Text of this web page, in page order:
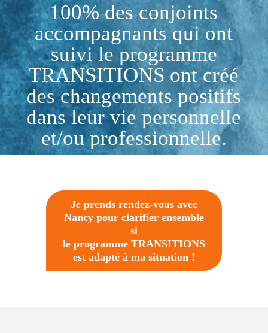
100% des conjoints
accompagnants qui ont
suivi le programme
TRANSITIONS ont créé
des changements positifs
dans leur vie personnelle
et/ou professionnelle.
Je prends rendez-vous avec
Nancy pour clarifier ensemble
si
le programme TRANSITIONS
est adapté à ma situation !